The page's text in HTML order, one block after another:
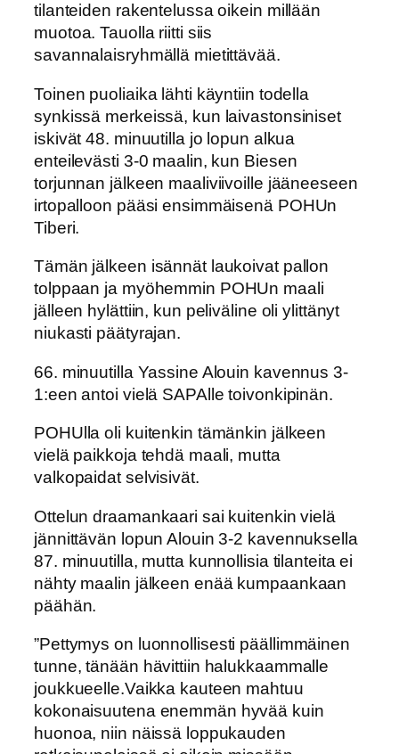
tilanteiden rakentelussa oikein millään
muotoa. Tauolla riitti siis
savannalaisryhmällä mietittävää.
Toinen puoliaika lähti käyntiin todella
synkissä merkeissä, kun laivastonsiniset
iskivät 48. minuutilla jo lopun alkua
enteilevästi 3-0 maalin, kun Biesen
torjunnan jälkeen maaliviivoille jääneeseen
irtopalloon pääsi ensimmäisenä POHUn
Tiberi.
Tämän jälkeen isännät laukoivat pallon
tolppaan ja myöhemmin POHUn maali
jälleen hylättiin, kun peliväline oli ylittänyt
niukasti päätyrajan.
66. minuutilla Yassine Alouin kavennus 3-
1:een antoi vielä SAPAlle toivonkipinän.
POHUlla oli kuitenkin tämänkin jälkeen
vielä paikkoja tehdä maali, mutta
valkopaidat selvisivät.
Ottelun draamankaari sai kuitenkin vielä
jännittävän lopun Alouin 3-2 kavennuksella
87. minuutilla, mutta kunnollisia tilanteita ei
nähty maalin jälkeen enää kumpaankaan
päähän.
”Pettymys on luonnollisesti päällimmäinen
tunne, tänään hävittiin halukkaammalle
joukkueelle.Vaikka kauteen mahtuu
kokonaisuutena enemmän hyvää kuin
huonoa, niin näissä loppukauden